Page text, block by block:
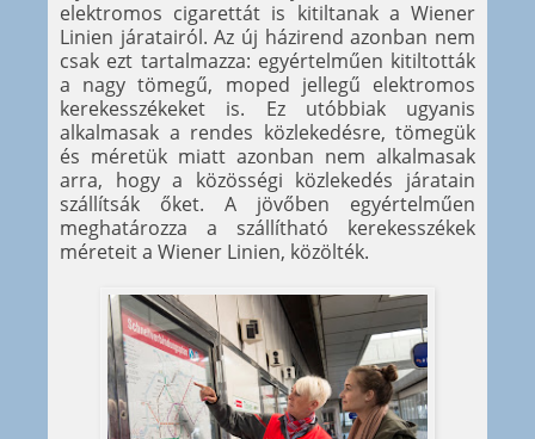
elektromos cigarettát is kitiltanak a Wiener
Linien járatairól. Az új házirend azonban nem
csak ezt tartalmazza: egyértelműen kitiltották
a nagy tömegű, moped jellegű elektromos
kerekesszékeket is. Ez utóbbiak ugyanis
alkalmasak a rendes közlekedésre, tömegük
és méretük miatt azonban nem alkalmasak
arra, hogy a közösségi közlekedés járatain
szállítsák őket. A jövőben egyértelműen
meghatározza a szállítható kerekesszékek
méreteit a Wiener Linien, közölték.